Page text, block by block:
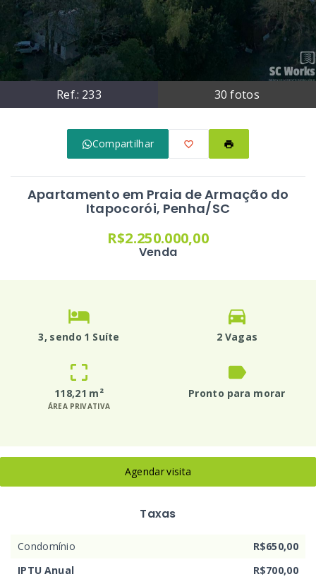
Ref.: 233 30 fotos
Compartilhar
Apartamento em Praia de Armação do
Itapocorói, Penha/SC
R$2.250.000,00
Venda
3, sendo 1 Suíte 2 Vagas
118,21 m²
ÁREA PRIVATIVA
Pronto para morar
Agendar visita
Taxas
Condomínio
R$650,00
IPTU Anual
R$700,00